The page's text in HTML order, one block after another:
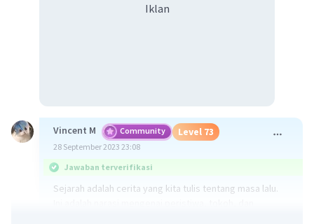
Iklan
Vincent M Community Level 73
28 September 2023 23:08
Jawaban terverifikasi
Sejarah adalah cerita yang kita tulis tentang masa lalu.